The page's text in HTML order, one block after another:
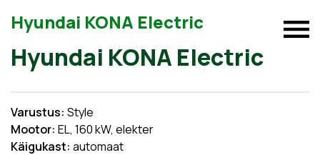
Hyundai KONA Electric
Hyundai KONA Electric
Varustus: Style
Mootor: EL, 160 kW, elekter
Käigukast: automaat